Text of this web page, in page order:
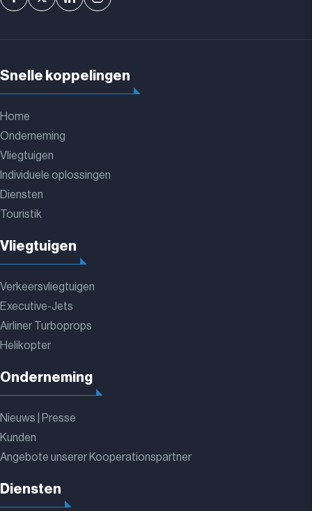
Snelle koppelingen
Home
Onderneming
Vliegtuigen
Individuele oplossingen
Diensten
Touristik
Vliegtuigen
Verkeersvliegtuigen
Executive-Jets
Airliner Turboprops
Helikopter
Onderneming
Nieuws | Presse
Kunden
Angebote unserer Kooperationspartner
Diensten